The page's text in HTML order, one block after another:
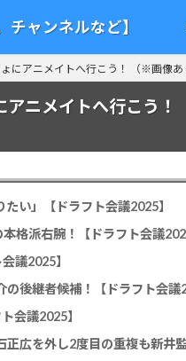
ャンネルなど】
にアニメイトへ行こう！ （※画像あ
アニメイトへ行こう！
い」【ドラフト会議2025】
格派右腕！【ドラフト会議
議2025】
後継者候補！【ドラフト会議
会議2025】